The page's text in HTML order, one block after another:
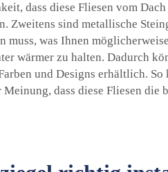
dass diese Fliesen vom
Zweitens sind metallische
was Ihnen
wärmer zu halten. Dadurch
und Designs erhältlich.
dass diese Fliesen